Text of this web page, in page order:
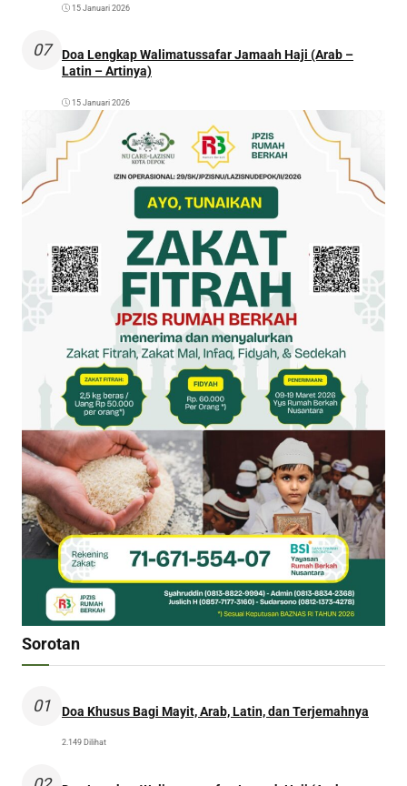
15 Januari 2026
07
Doa Lengkap Walimatussafar Jamaah Haji (Arab –
Latin – Artinya)
15 Januari 2026
Sorotan
01 Doa Khusus Bagi Mayit, Arab, Latin, dan Terjemahnya
2.149 Dilihat